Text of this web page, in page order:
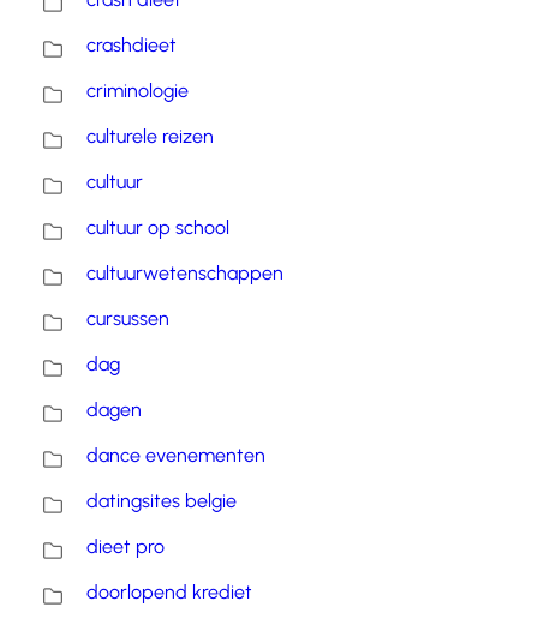
crashdieet
criminologie
culturele reizen
cultuur
cultuur op school
cultuurwetenschappen
cursussen
dag
dagen
dance evenementen
datingsites belgie
dieet pro
doorlopend krediet